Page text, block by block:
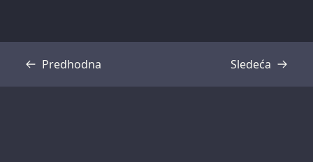
Predhodna
Transkripcija Sledeća
Transkripcija